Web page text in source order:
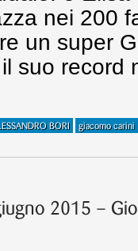
nei 200
un super
suo record
BORI
giacomo carini
2015 –